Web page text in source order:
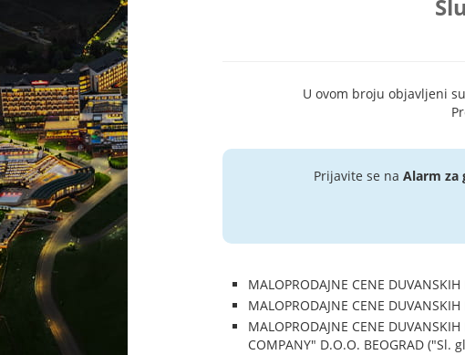
U ovom broju objavljeni
Prijavite se na Alarm za
MALOPRODAJNE CENE
MALOPRODAJNE CENE
MALOPRODAJNE CENE
COMPANY" D.O.O. BEOGRAD ("Sl.